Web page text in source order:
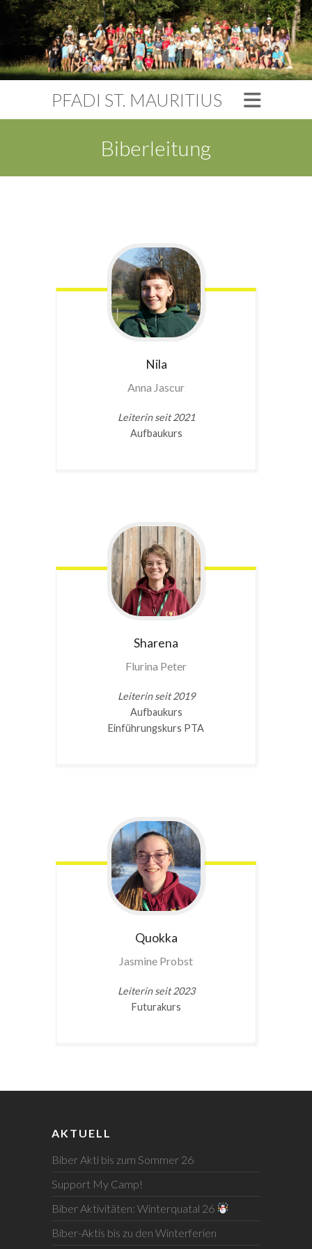
PFADI ST. MAURITIUS
Biberleitung
Nila
Anna Jascur
Leiterin seit 2021
Aufbaukurs
Sharena
Flurina Peter
Leiterin seit 2019
Aufbaukurs
Einführungskurs PTA
Quokka
Jasmine Probst
Leiterin seit 2023
Futurakurs
AKTUELL
Biber Akti bis zum Sommer 26
Support My Camp!
Biber Aktivitäten: Winterquatal 26
Biber-Aktis bis zu den Winterferien